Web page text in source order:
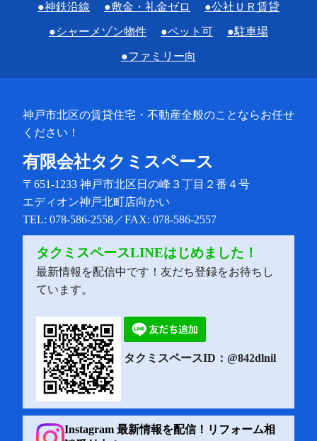
●神鉄沿線 ●敷金・礼金ゼロ ●公社ＵＲ賃貸
●シャーメゾン物件 ●ペット可 ●駐車場
●ファミリー向
神戸市北区の賃貸住宅・不動産全般のことならお任せ
ください！
有限会社タクミスペース
〒651-1233 神戸市北区日の峰３丁目２番４号
エディオン神戸北町店向かい
TEL: 078-586-2558／FAX: 078-586-2557
タクミスペースLINEはじめました！
最新情報を配信中です！友だち登録をお待ちし
ています。
タクミスペースID：@842dlnil
Instagram 最新情報を配信！リフォーム相